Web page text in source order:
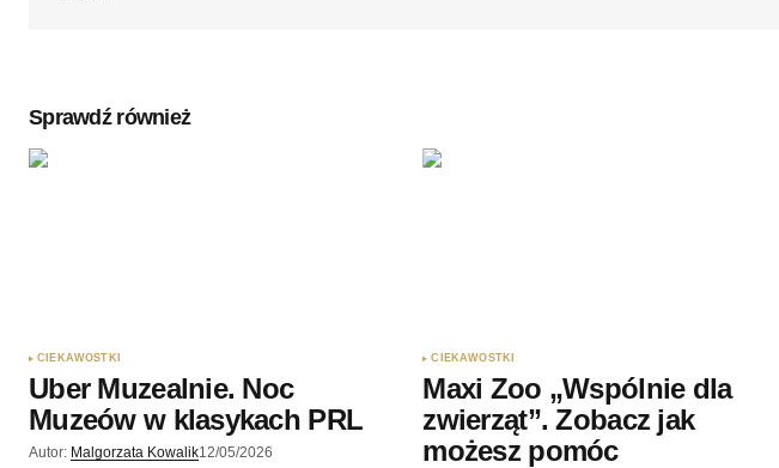
Sprawdź również
CIEKAWOSTKI
Uber Muzealnie. Noc
Muzeów w klasykach PRL
Autor: Malgorzata Kowalik12/05/2026
CIEKAWOSTKI
Maxi Zoo „Wspólnie dla
zwierząt”. Zobacz jak
możesz pomóc